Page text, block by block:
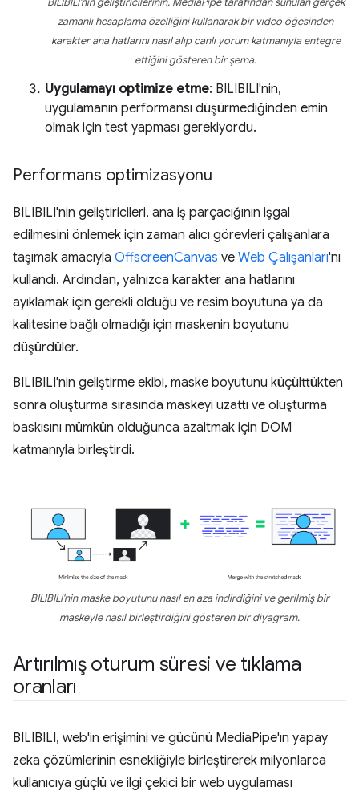
zamanlı hesaplama özelliğini kullanarak bir video öğesinden
karakter ana hatlarını nasıl alıp canlı yorum katmanıyla entegre
ettiğini gösteren bir şema.
Uygulamayı optimize etme: BILIBILI'nin,
uygulamanın performansı düşürmediğinden emin
olmak için test yapması gerekiyordu.
Performans optimizasyonu
BILIBILI'nin geliştiricileri, ana iş parçacığının işgal
edilmesini önlemek için zaman alıcı görevleri çalışanlara
taşımak amacıyla OffscreenCanvas ve Web Çalışanları'nı
kullandı. Ardından, yalnızca karakter ana hatlarını
ayıklamak için gerekli olduğu ve resim boyutuna ya da
kalitesine bağlı olmadığı için maskenin boyutunu
düşürdüler.
BILIBILI'nin geliştirme ekibi, maske boyutunu küçülttükten
sonra oluşturma sırasında maskeyi uzattı ve oluşturma
baskısını mümkün olduğunca azaltmak için DOM
katmanıyla birleştirdi.
BILIBILI'nin maske boyutunu nasıl en aza indirdiğini ve gerilmiş bir
maskeyle nasıl birleştirdiğini gösteren bir diyagram.
Artırılmış oturum süresi ve tıklama
oranları
BILIBILI, web'in erişimini ve gücünü MediaPipe'ın yapay
zeka çözümlerinin esnekliğiyle birleştirerek milyonlarca
kullanıcıya güçlü ve ilgi çekici bir web uygulaması